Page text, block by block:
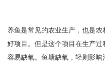
养鱼是常见的农业生产，也是
好项目。但是这个项目在生产
容易缺氧。鱼塘缺氧，轻则影